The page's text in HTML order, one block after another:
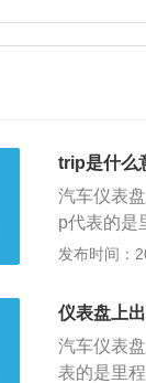
trip是什么
汽车仪表
p代表的是
长按清零
里程、
个数字是
某一段特
发布时间：
仪表盘上
汽车仪表
表的是里